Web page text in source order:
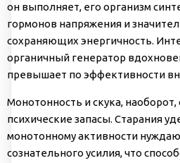
он выполняет, его организм
гормонов напряжения и
сохраняющих энергичность.
органичный генератор
превышает по эффективности
Монотонность и скука,
психические запасы. Старания
монотонному активности
сознательного усилия, что